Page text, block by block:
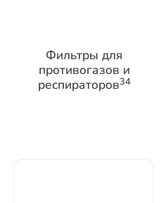
Фильтры для
противогазов и
респираторов34